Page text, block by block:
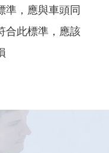
準，應與車頭同
合此標準，應該